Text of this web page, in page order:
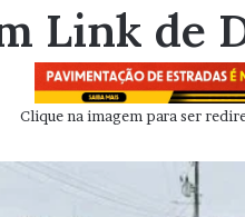
Link de
Clique na imagem para ser